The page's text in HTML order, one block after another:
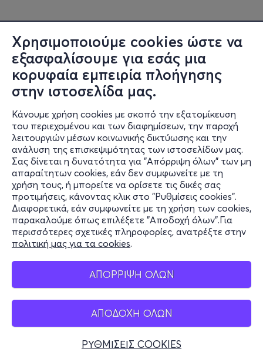
Χρησιμοποιούμε cookies ώστε να
εξασφαλίσουμε για εσάς μια
κορυφαία εμπειρία πλοήγησης
στην ιστοσελίδα μας.
Κάνουμε χρήση cookies με σκοπό την εξατομίκευση
του περιεχομένου και των διαφημίσεων, την παροχή
λειτουργιών μέσων κοινωνικής δικτύωσης και την
ανάλυση της επισκεψιμότητας των ιστοσελίδων μας.
Σας δίνεται η δυνατότητα για "Απόρριψη όλων" των μη
απαραίτητων cookies, εάν δεν συμφωνείτε με τη
χρήση τους, ή μπορείτε να ορίσετε τις δικές σας
προτιμήσεις, κάνοντας κλικ στο "Ρυθμίσεις cookies".
Διαφορετικά, εάν συμφωνείτε με τη χρήση των cookies,
παρακαλούμε όπως επιλέξετε "Αποδοχή όλων".Για
περισσότερες σχετικές πληροφορίες, ανατρέξτε στην
πολιτική μας για τα cookies.
ΑΠΟΡΡΙΨΗ ΟΛΩΝ
ΑΠΟΔΟΧΗ ΟΛΩΝ
ΡΥΘΜΙΣΕΙΣ COOKIES